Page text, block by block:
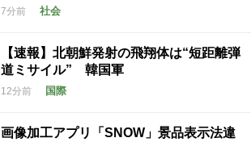
7分前 社会
【速報】北朝鮮発射の飛翔体は“短距離弾
道ミサイル” 韓国軍
12分前 国際
画像加工アプリ「SNOW」景品表示法違